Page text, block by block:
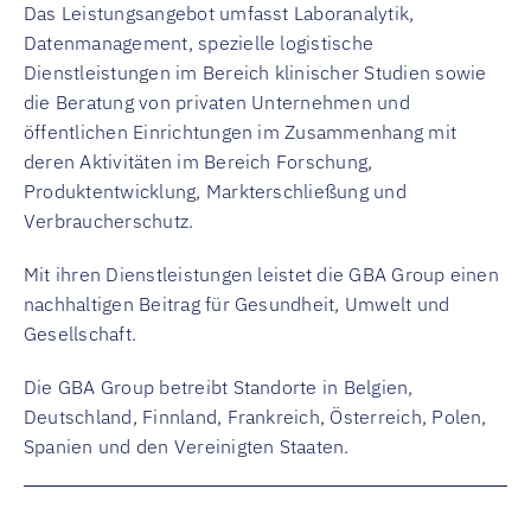
Das Leistungsangebot umfasst Laboranalytik,
Datenmanagement, spezielle logistische
Dienstleistungen im Bereich klinischer Studien sowie
die Beratung von privaten Unternehmen und
öffentlichen Einrichtungen im Zusammenhang mit
deren Aktivitäten im Bereich Forschung,
Produktentwicklung, Markterschließung und
Verbraucherschutz.
Mit ihren Dienstleistungen leistet die GBA Group einen
nachhaltigen Beitrag für Gesundheit, Umwelt und
Gesellschaft.
Die GBA Group betreibt Standorte in Belgien,
Deutschland, Finnland, Frankreich, Österreich, Polen,
Spanien und den Vereinigten Staaten.